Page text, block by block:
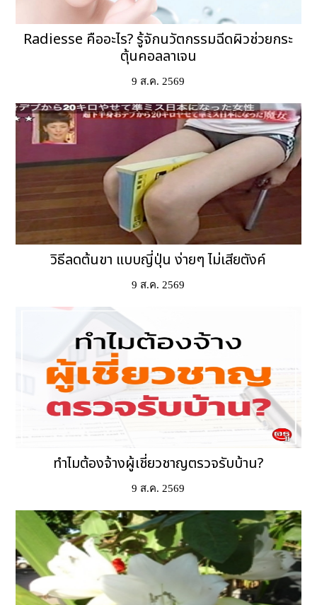
Radiesse คืออะไร? รู้จักนวัตกรรมฉีดผิวช่วยกระ
ตุ้นคอลลาเจน
9 ส.ค. 2569
วิธีลดต้นขา แบบญี่ปุ่น ง่ายๆ ไม่เสียตังค์
9 ส.ค. 2569
ทำไมต้องจ้างผู้เชี่ยวชาญตรวจรับบ้าน?
9 ส.ค. 2569